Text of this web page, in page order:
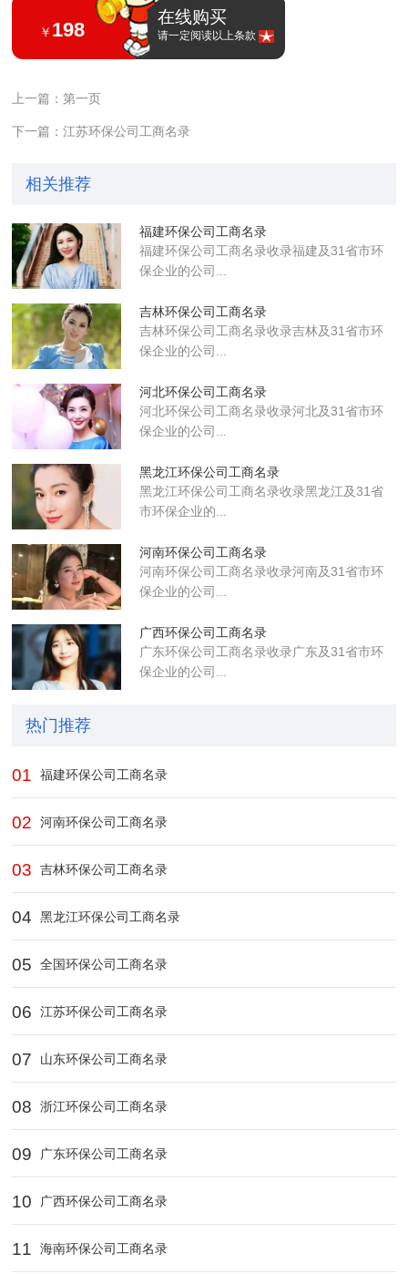
￥ 198
在线购买
请一定阅读以上条款
上一篇：第一页
下一篇：江苏环保公司工商名录
相关推荐
福建环保公司工商名录
福建环保公司工商名录收录福建及31省市环
保企业的公司...
吉林环保公司工商名录
吉林环保公司工商名录收录吉林及31省市环
保企业的公司...
河北环保公司工商名录
河北环保公司工商名录收录河北及31省市环
保企业的公司...
黑龙江环保公司工商名录
黑龙江环保公司工商名录收录黑龙江及31省
市环保企业的...
河南环保公司工商名录
河南环保公司工商名录收录河南及31省市环
保企业的公司...
广西环保公司工商名录
广东环保公司工商名录收录广东及31省市环
保企业的公司...
热门推荐
01 福建环保公司工商名录
02 河南环保公司工商名录
03 吉林环保公司工商名录
04 黑龙江环保公司工商名录
05 全国环保公司工商名录
06 江苏环保公司工商名录
07 山东环保公司工商名录
08 浙江环保公司工商名录
09 广东环保公司工商名录
10 广西环保公司工商名录
11 海南环保公司工商名录